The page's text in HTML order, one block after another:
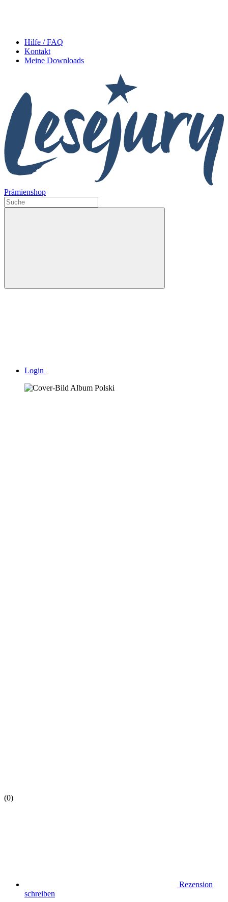
Hilfe / FAQ
Kontakt
Meine Downloads
Prämienshop
Login
(0)
Rezension
schreiben